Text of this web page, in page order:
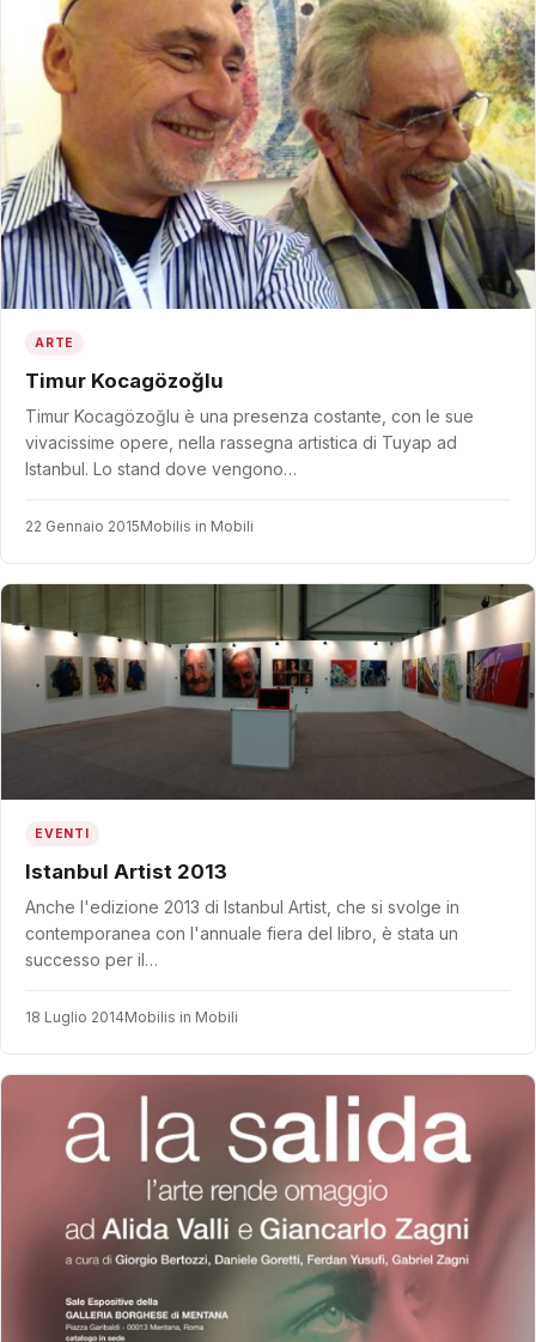
ARTE
Timur Kocagözoğlu
Timur Kocagözoğlu è una presenza costante, con le sue
vivacissime opere, nella rassegna artistica di Tuyap ad
Istanbul. Lo stand dove vengono…
22 Gennaio 2015Mobilis in Mobili
EVENTI
Istanbul Artist 2013
Anche l'edizione 2013 di Istanbul Artist, che si svolge in
contemporanea con l'annuale fiera del libro, è stata un
successo per il…
18 Luglio 2014Mobilis in Mobili